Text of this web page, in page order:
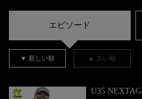
エピソード
▼ 新しい順 ▲ 古い順
U35